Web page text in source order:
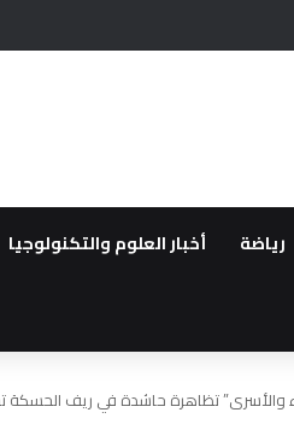
رياضة أخبار العلوم والتكنولوجيا
تظاهرة حاشدة في ريف الحسكة